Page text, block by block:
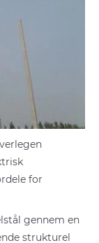
for
gennem en
strukturel